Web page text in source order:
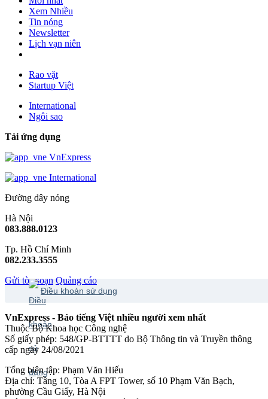
Xem Nhiều
Tin nóng
Newsletter
Lịch vạn niên
Rao vặt
Startup Việt
International
Ngôi sao
Tải ứng dụng
VnExpress
International
Đường dây nóng
Hà Nội
083.888.0123
Tp. Hồ Chí Minh
082.233.3555
Gửi tòa soạn Quảng cáo
Điều khoản sử dụng
VnExpress - Báo tiếng Việt nhiều người xem nhất
Thuộc Bộ Khoa học Công nghệ
Số giấy phép: 548/GP-BTTTT do Bộ Thông tin và Truyền thông
cấp ngày 24/08/2021
Tổng biên tập: Phạm Văn Hiếu
Địa chỉ: Tầng 10, Tòa A FPT Tower, số 10 Phạm Văn Bạch,
phường Cầu Giấy, Hà Nội